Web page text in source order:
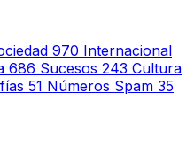
970 Internacional
686 Sucesos 243 Cultura
51 Números Spam 35